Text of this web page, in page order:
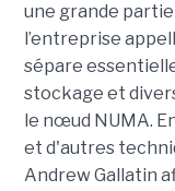
une grande partie
l’entreprise
sépare
stockage et
le nœud NUMA.
et d'autres
Andrew Gallatin